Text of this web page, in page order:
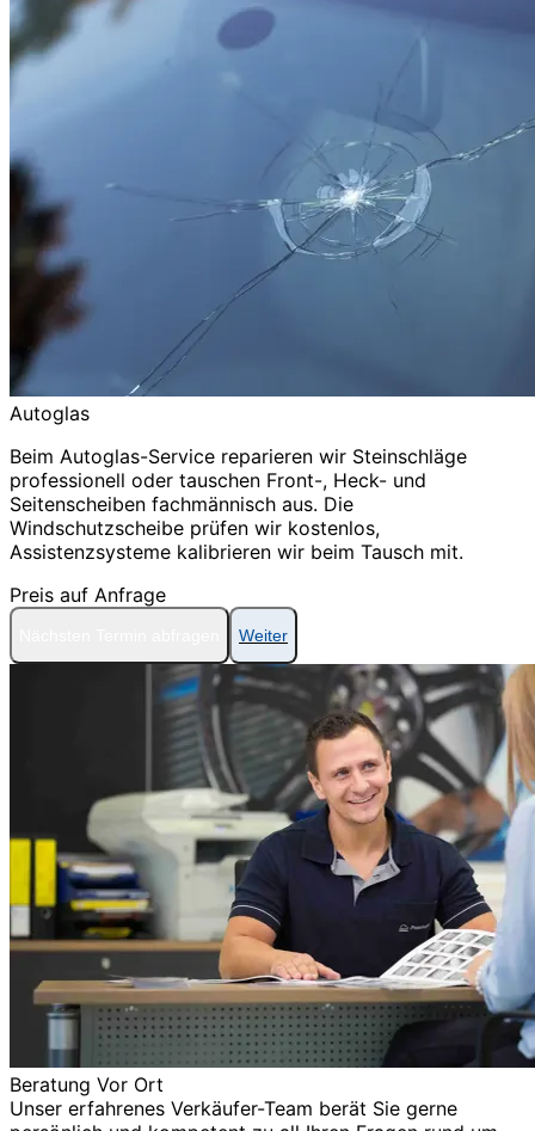
Autoglas
Beim Autoglas-Service reparieren wir Steinschläge
professionell oder tauschen Front-, Heck- und
Seitenscheiben fachmännisch aus. Die
Windschutzscheibe prüfen wir kostenlos,
Assistenzsysteme kalibrieren wir beim Tausch mit.
Preis auf Anfrage
Weiter
Beratung Vor Ort
Unser erfahrenes Verkäufer-Team berät Sie gerne